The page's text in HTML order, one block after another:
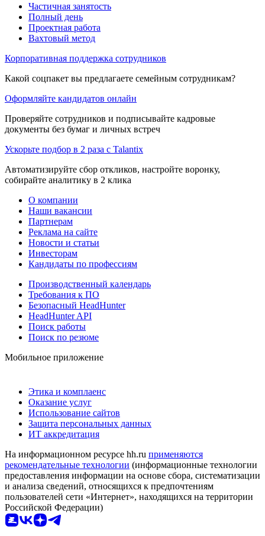
Частичная занятость
Полный день
Проектная работа
Вахтовый метод
Корпоративная поддержка сотрудников
Какой соцпакет вы предлагаете семейным сотрудникам?
Оформляйте кандидатов онлайн
Проверяйте сотрудников и подписывайте кадровые
документы без бумаг и личных встреч
Ускорьте подбор в 2 раза с Talantix
Автоматизируйте сбор откликов, настройте воронку,
собирайте аналитику в 2 клика
О компании
Наши вакансии
Партнерам
Реклама на сайте
Новости и статьи
Инвесторам
Кандидаты по профессиям
Производственный календарь
Требования к ПО
Безопасный HeadHunter
HeadHunter API
Поиск работы
Поиск по резюме
Мобильное приложение
Этика и комплаенс
Оказание услуг
Использование сайтов
Защита персональных данных
ИТ аккредитация
На информационном ресурсе hh.ru применяются
рекомендательные технологии (информационные технологии
предоставления информации на основе сбора, систематизации
и анализа сведений, относящихся к предпочтениям
пользователей сети «Интернет», находящихся на территории
Российской Федерации)